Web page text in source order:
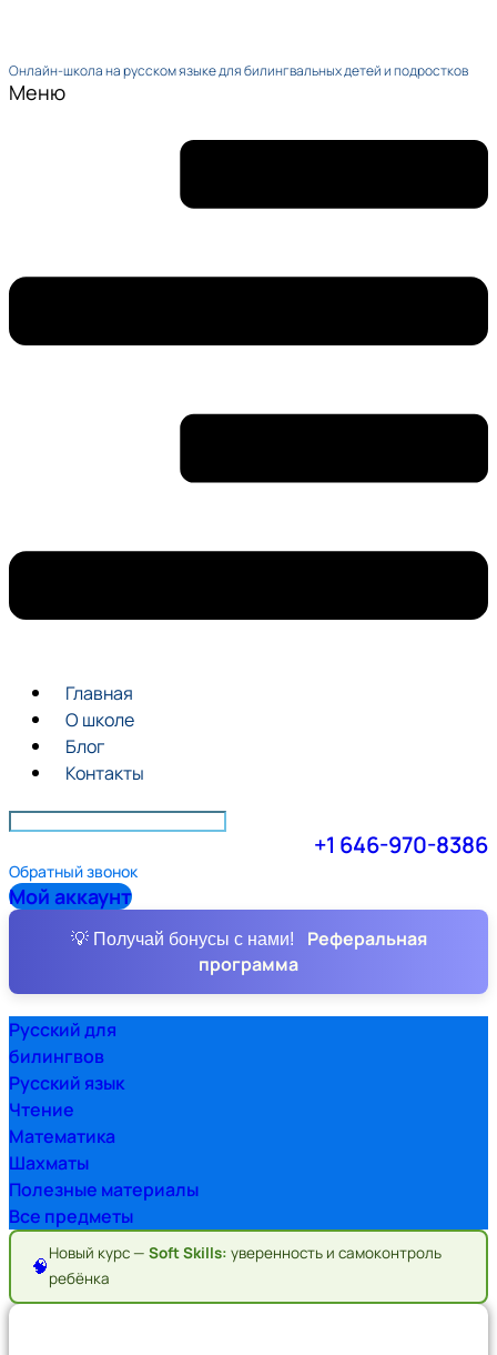
Онлайн-школа на русском языке для билингвальных детей и подростков
Меню
Главная
О школе
Блог
Контакты
+1 646-970-8386
Обратный звонок
Мой аккаунт
💡 Получай бонусы с нами!
Реферальная
программа
Русский для
билингвов
Русский язык
Чтение
Математика
Шахматы
Полезные материалы
Все предметы
🧠
Новый курс — Soft Skills: уверенность и самоконтроль
ребёнка